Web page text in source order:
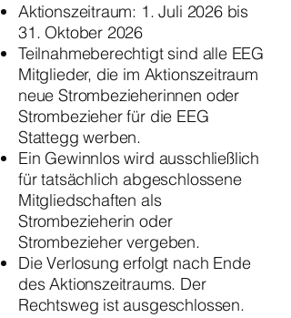
Aktionszeitraum: 1. Juli 2026 bis
31. Oktober 2026
Teilnahmeberechtigt sind alle EEG
Mitglieder, die im Aktionszeitraum
neue Strombezieherinnen oder
Strombezieher für die EEG
Stattegg werben.
Ein Gewinnlos wird ausschließlich
für tatsächlich abgeschlossene
Mitgliedschaften als
Strombezieherin oder
Strombezieher vergeben.
Die Verlosung erfolgt nach Ende
des Aktionszeitraums. Der
Rechtsweg ist ausgeschlossen.